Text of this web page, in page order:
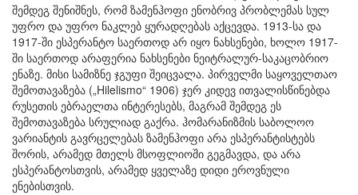
შემდეგ შენიშნეს, რომ ზამენჰოფი ენობრივ პრობლემას სულ
უფრო და უფრო ნაკლებ ყურადღებას აქცევდა. 1913-სა და
1917-ში ესპერანტო საერთოდ არ იყო ნახსენები, ხოლო 1917-
ში საერთოდ არაფერია ნახსენები ნეიტრალურ-საკაცობრიო
ენაზე. მისი სამიზნე ჯგუფი შეიცვალა. პირველმი საყოველთაო
შემოთავაზება („Hilelismo“ 1906) ჯერ კიდევ ითვალისწინებდა
რუსეთის ებრაელთა ინტერესებს, მაგრამ შემდეგ ეს
შემოთავაზება სრულიად გაქრა. ჰომარანიზმის საბოლოო
ვარიანტის გავრცელებას ზამენჰოფი არა ესპერანტისტებს
შორის, არამედ მთელს მსოფლიოში გეგმავდა, და არა
ესპერანტოსთვის, არამედ ყველაზე დიდი ეროვნული
ენებისთვის.